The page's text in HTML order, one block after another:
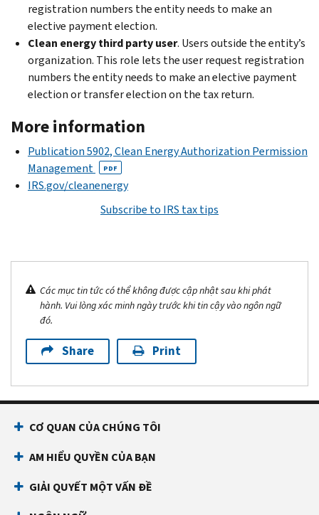
registration numbers the entity needs to make an
elective payment election.
Clean energy third party user. Users outside the entity’s
organization. This role lets the user request registration
numbers the entity needs to make an elective payment
election or transfer election on the tax return.
More information
Publication 5902, Clean Energy Authorization Permission
Management
PDF
IRS.gov/cleanenergy
Subscribe to IRS tax tips
Các mục tin tức có thể không được cập nhật sau khi phát
hành. Vui lòng xác minh ngày trước khi tin cậy vào ngôn ngữ
đó.
Share Print
CƠ QUAN CỦA CHÚNG TÔI
AM HIỂU QUYỀN CỦA BẠN
GIẢI QUYẾT MỘT VẤN ĐỀ